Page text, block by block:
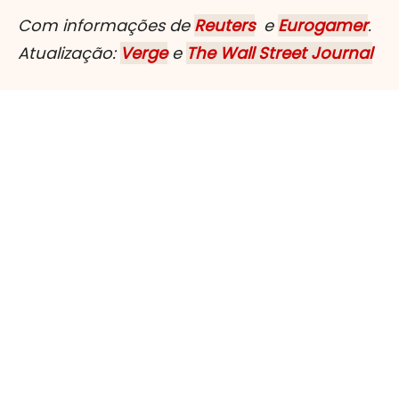
Com informações de Reuterse Eurogamer.
Atualização: Vergee The Wall Street Journal